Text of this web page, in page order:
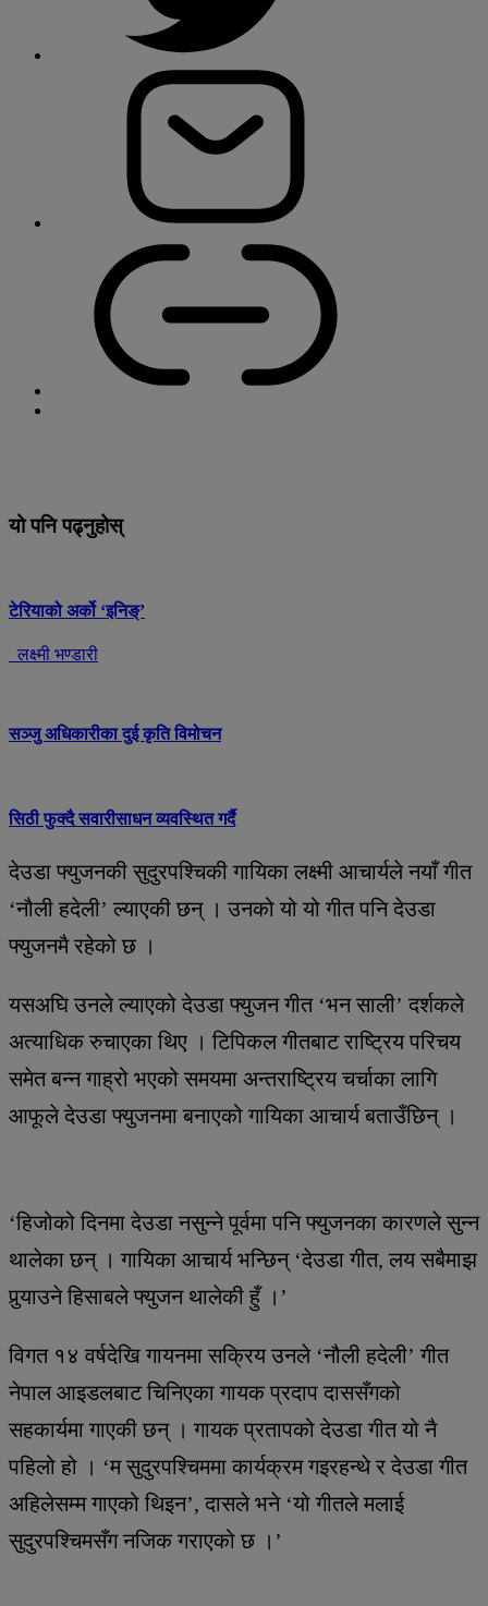
यो पनि पढ्नुहोस्
टेरियाको अर्को ‘इनिङ्’
लक्ष्मी भण्डारी
सञ्जु अधिकारीका दुई कृति विमोचन
सिठी फुक्दै सवारीसाधन व्यवस्थित गर्दै
देउडा फ्युजनकी सुदुरपश्चिकी गायिका लक्ष्मी आचार्यले नयाँ गीत
‘नौली हदेली’ ल्याएकी छन् । उनको यो यो गीत पनि देउडा
फ्युजनमै रहेको छ ।
यसअघि उनले ल्याएको देउडा फ्युजन गीत ‘भन साली’ दर्शकले
अत्याधिक रुचाएका थिए । टिपिकल गीतबाट राष्ट्रिय परिचय
समेत बन्न गाह्रो भएको समयमा अन्तराष्ट्रिय चर्चाका लागि
आफूले देउडा फ्युजनमा बनाएको गायिका आचार्य बताउँछिन् ।
‘हिजोको दिनमा देउडा नसुन्ने पूर्वमा पनि फ्युजनका कारणले सुन्न
थालेका छन् । गायिका आचार्य भन्छिन् ‘देउडा गीत, लय सबैमाझ
पुर्‍याउने हिसाबले फ्युजन थालेकी हुँ ।’
विगत १४ वर्षदेखि गायनमा सक्रिय उनले ‘नौली हदेली’ गीत
नेपाल आइडलबाट चिनिएका गायक प्रदाप दाससँगको
सहकार्यमा गाएकी छन् । गायक प्रतापको देउडा गीत यो नै
पहिलो हो । ‘म सुदुरपश्चिममा कार्यक्रम गइरहन्थे र देउडा गीत
अहिलेसम्म गाएको थिइन’, दासले भने ‘यो गीतले मलाई
सुदुरपश्चिमसँग नजिक गराएको छ ।’